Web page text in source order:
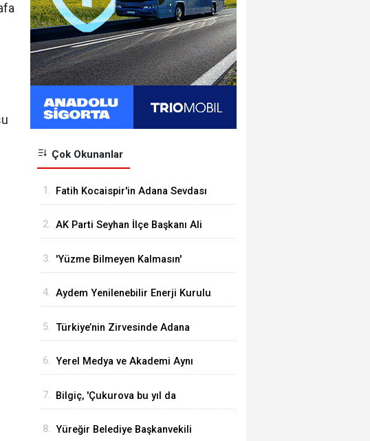
Çok Okunanlar
1. Fatih Kocaispir'in Adana Sevdası
2. AK Parti Seyhan İlçe Başkanı Ali
3. 'Yüzme Bilmeyen Kalmasın'
4. Aydem Yenilenebilir Enerji Kurulu
5. Türkiye’nin Zirvesinde Adana
6. Yerel Medya ve Akademi Aynı
7. Bilgiç, 'Çukurova bu yıl da
8. Yüreğir Belediye Başkanvekili